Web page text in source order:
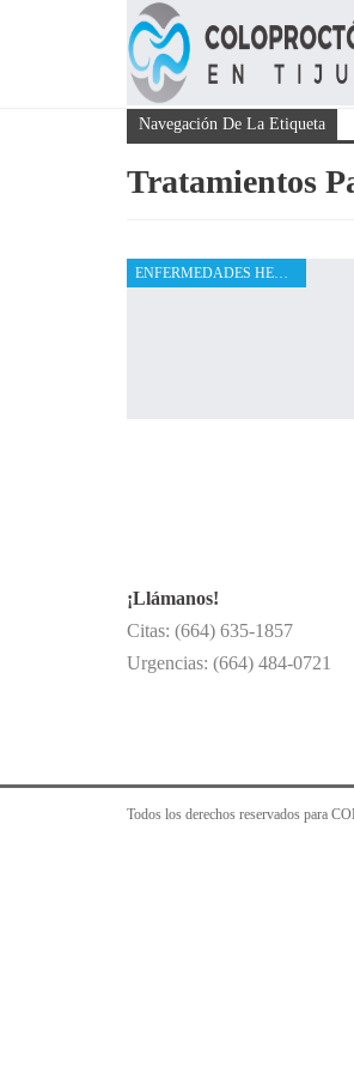
Navegación De La Etiqueta
Tratamientos
¡Llámanos!
Citas: (664) 635-1857
Urgencias: (664) 484-0721
Todos los derechos reservados para